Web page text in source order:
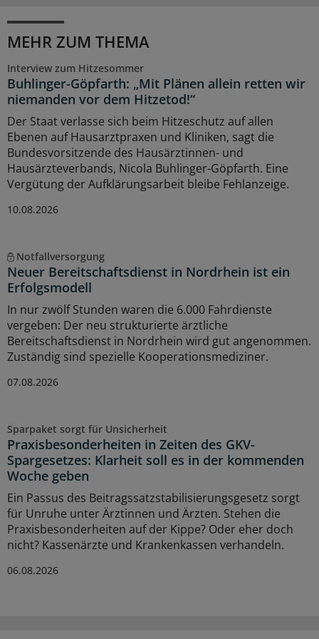
MEHR ZUM THEMA
Interview zum Hitzesommer
Buhlinger-Göpfarth: „Mit Plänen allein retten wir
niemanden vor dem Hitzetod!“
Der Staat verlasse sich beim Hitzeschutz auf allen
Ebenen auf Hausarztpraxen und Kliniken, sagt die
Bundesvorsitzende des Hausärztinnen- und
Hausärzteverbands, Nicola Buhlinger-Göpfarth. Eine
Vergütung der Aufklärungsarbeit bleibe Fehlanzeige.
10.08.2026
Notfallversorgung
Neuer Bereitschaftsdienst in Nordrhein ist ein
Erfolgsmodell
In nur zwölf Stunden waren die 6.000 Fahrdienste
vergeben: Der neu strukturierte ärztliche
Bereitschaftsdienst in Nordrhein wird gut angenommen.
Zuständig sind spezielle Kooperationsmediziner.
07.08.2026
Sparpaket sorgt für Unsicherheit
Praxisbesonderheiten in Zeiten des GKV-
Spargesetzes: Klarheit soll es in der kommenden
Woche geben
Ein Passus des Beitragssatzstabilisierungsgesetz sorgt
für Unruhe unter Ärztinnen und Ärzten. Stehen die
Praxisbesonderheiten auf der Kippe? Oder eher doch
nicht? Kassenärzte und Krankenkassen verhandeln.
06.08.2026